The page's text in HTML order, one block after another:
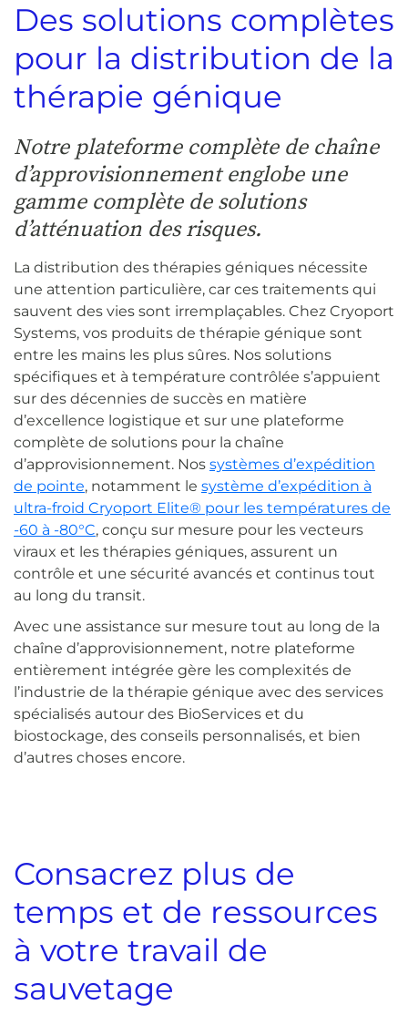
Des solutions complètes
pour la distribution de la
thérapie génique
Notre plateforme complète de chaîne
d’approvisionnement englobe une
gamme complète de solutions
d’atténuation des risques.
La distribution des thérapies géniques nécessite
une attention particulière, car ces traitements qui
sauvent des vies sont irremplaçables. Chez Cryoport
Systems, vos produits de thérapie génique sont
entre les mains les plus sûres. Nos solutions
spécifiques et à température contrôlée s’appuient
sur des décennies de succès en matière
d’excellence logistique et sur une plateforme
complète de solutions pour la chaîne
d’approvisionnement. Nos systèmes d’expédition
de pointe, notamment le système d’expédition à
ultra-froid Cryoport Elite® pour les températures de
-60 à -80°C, conçu sur mesure pour les vecteurs
viraux et les thérapies géniques, assurent un
contrôle et une sécurité avancés et continus tout
au long du transit.
Avec une assistance sur mesure tout au long de la
chaîne d’approvisionnement, notre plateforme
entièrement intégrée gère les complexités de
l’industrie de la thérapie génique avec des services
spécialisés autour des BioServices et du
biostockage, des conseils personnalisés, et bien
d’autres choses encore.
Consacrez plus de
temps et de ressources
à votre travail de
sauvetage